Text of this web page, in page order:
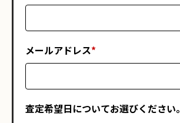
メールアドレス*
査定希望日についてお選びください。